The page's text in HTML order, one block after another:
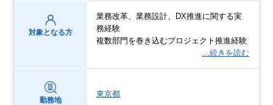
対象となる方
業務改革、業務設計、DX推進に関する実
務経験
複数部門を巻き込むプロジェクト推進経験
…続きを読む
勤務地
東京都